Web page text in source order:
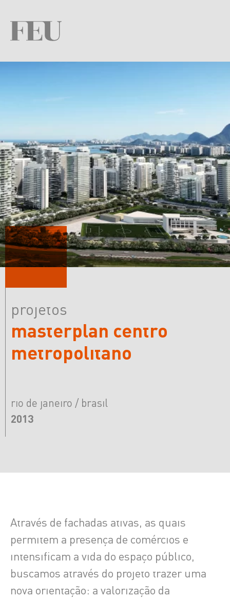
projetos
masterplan centro
metropolitano
rio de janeiro / brasil
2013
Através de fachadas ativas, as quais
permitem a presença de comércios e
intensificam a vida do espaço público,
buscamos através do projeto trazer uma
nova orientação: a valorização da